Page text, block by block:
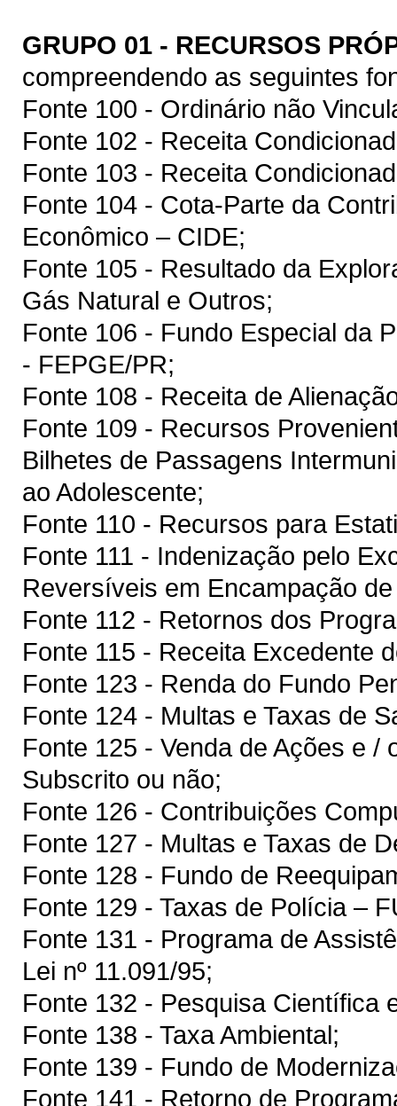
GRUPO 01 - RECURSOS
compreendendo as seguintes
Fonte 100 - Ordinário não
Fonte 102 - Receita
Fonte 103 - Receita
Fonte 104 - Cota-Parte da
Econômico – CIDE;
Fonte 105 - Resultado da
Gás Natural e Outros;
Fonte 106 - Fundo Especial da
- FEPGE/PR;
Fonte 108 - Receita de
Fonte 109 - Recursos
Bilhetes de Passagens
ao Adolescente;
Fonte 110 - Recursos para
Fonte 111 - Indenização pelo
Reversíveis em Encampação
Fonte 112 - Retornos dos
Fonte 115 - Receita Excedente
Fonte 123 - Renda do Fundo
Fonte 124 - Multas e Taxas de
Fonte 125 - Venda de Ações e /
Subscrito ou não;
Fonte 126 - Contribuições
Fonte 127 - Multas e Taxas de
Fonte 128 - Fundo de
Fonte 129 - Taxas de Polícia –
Fonte 131 - Programa de
Lei nº 11.091/95;
Fonte 132 - Pesquisa Científica
Fonte 138 - Taxa Ambiental;
Fonte 139 - Fundo de
Fonte 141 - Retorno de